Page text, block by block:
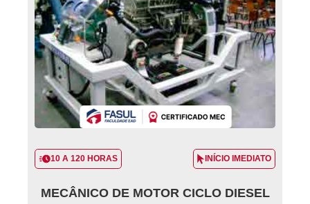
10 A 120 HORAS INÍCIO IMEDIATO
MECÂNICO DE MOTOR CICLO DIESEL